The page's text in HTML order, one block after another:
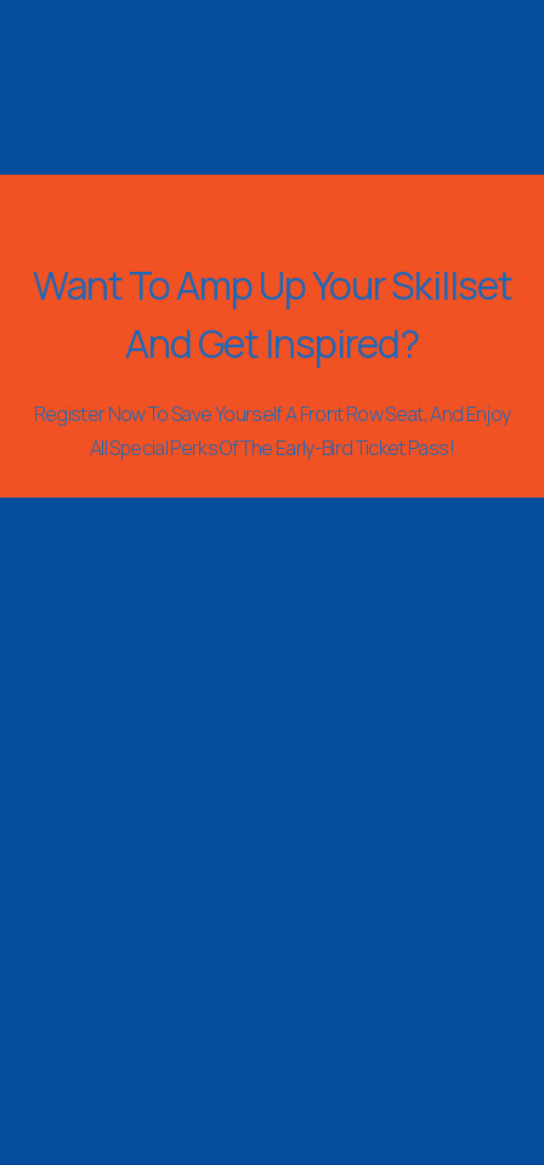
Want To Amp Up Your Skillset
And Get Inspired?
Register Now To Save Yourself A Front Row Seat, And Enjoy
All Special Perks Of The Early-Bird Ticket Pass!